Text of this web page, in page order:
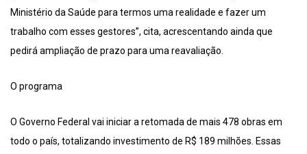
Ministério da Saúde para termos uma realidade e fazer um
trabalho com esses gestores”, cita, acrescentando ainda que
pedirá ampliação de prazo para uma reavaliação.
O programa
O Governo Federal vai iniciar a retomada de mais 478 obras em
todo o país, totalizando investimento de R$ 189 milhões. Essas